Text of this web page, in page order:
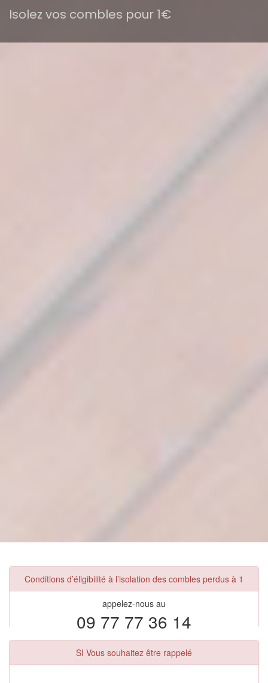
Isolez vos combles pour 1€
Conditions d’éligibilité à l’isolation des combles perdus à 1
appelez-nous au
09 77 77 36 14
SI Vous souhaitez être rappelé